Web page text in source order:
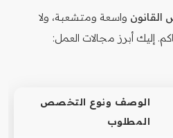
واسعة ومتشعبة، ولا
إليك أبرز مجالات العمل:
الوصف ونوع التخصص
المطلوب